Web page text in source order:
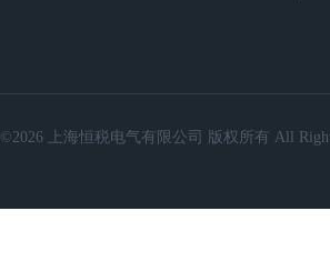
©2026 上海恒税电气有限公司 版权所有 All